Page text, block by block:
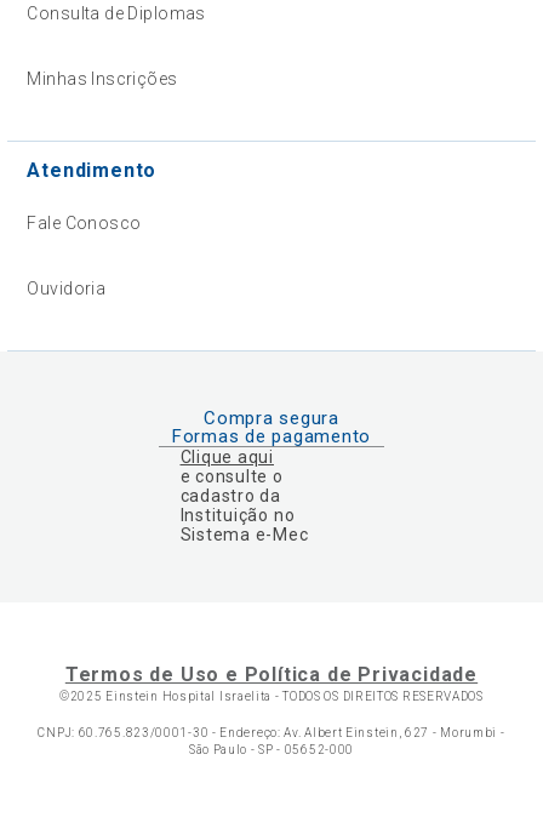
Consulta de Diplomas
Minhas Inscrições
Atendimento
Fale Conosco
Ouvidoria
Compra segura
Formas de pagamento
Clique aqui
e consulte o
cadastro da
Instituição no
Sistema e-Mec
Termos de Uso e Política de Privacidade
©2025 Einstein Hospital Israelita -TODOS OS DIREITOS RESERVADOS
CNPJ: 60.765.823/0001-30 - Endereço: Av. Albert Einstein, 627 - Morumbi -
São Paulo - SP - 05652-000